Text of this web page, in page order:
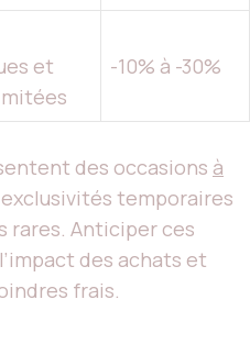
et
-10% à -30%
des occasions à
exclusivités temporaires
rares. Anticiper ces
des achats et
frais.